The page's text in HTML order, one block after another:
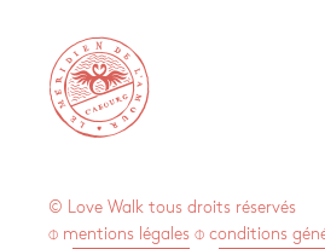

© Love Walk tous droits réservés
⌽ mentions légales ⌽ conditions